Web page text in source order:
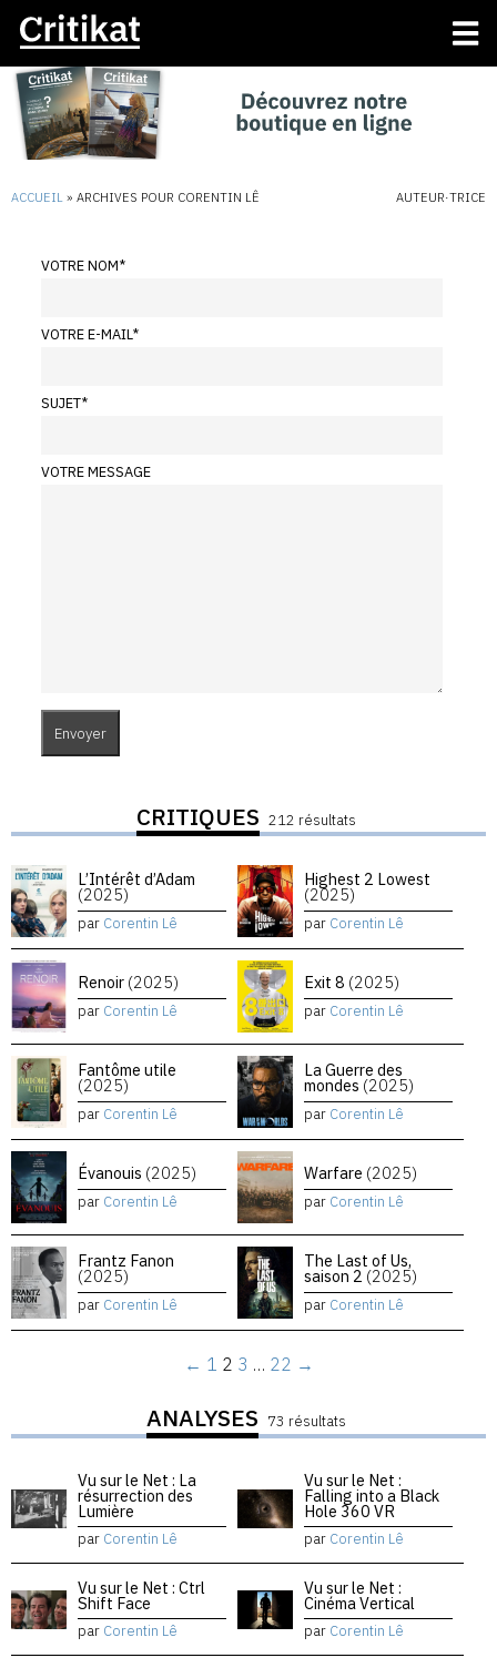
ACCUEIL » ARCHIVES POUR CORENTIN LÊ AUTEUR·TRICE
VOTRE NOM*
VOTRE E-MAIL*
SUJET*
VOTRE MESSAGE
CRITIQUES 212 résultats
L’Intérêt d’Adam
(2025)
par Corentin Lê
Highest 2 Lowest
(2025)
par Corentin Lê
Renoir (2025)
par Corentin Lê
Exit 8 (2025)
par Corentin Lê
Fantôme utile
(2025)
par Corentin Lê
La Guerre des
mondes (2025)
par Corentin Lê
Évanouis (2025)
par Corentin Lê
Warfare (2025)
par Corentin Lê
Frantz Fanon
(2025)
par Corentin Lê
The Last of Us,
saison 2 (2025)
par Corentin Lê
← 1 2 3 … 22 →
ANALYSES 73 résultats
Vu sur le Net : La
résurrection des
Lumière
par Corentin Lê
Vu sur le Net :
Falling into a Black
Hole 360 VR
par Corentin Lê
Vu sur le Net : Ctrl
Shift Face
par Corentin Lê
Vu sur le Net :
Cinéma Vertical
par Corentin Lê